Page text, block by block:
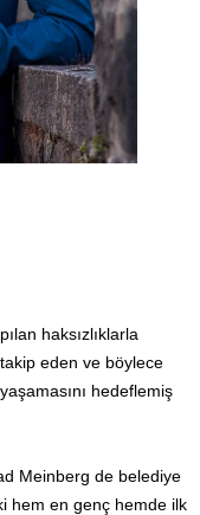
haksızlıklarla
eden ve böylece
hedeflemiş
Meinberg de belediye
hem en genç hemde ilk